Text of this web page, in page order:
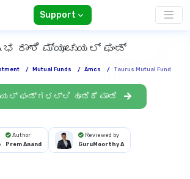
Support
ರಾಶಿ ಮ್ಯೂಚುಯಲ್ ಫಂಡ್
/ Mutual Funds / Amcs / Taurus Mutual Fund
ಫಂಡ್‌ಗಳಲ್ಲಿ ಹೂಡಿಕೆ ಮಾಡಿ
Author
Prem Anand
Reviewed by
GuruMoorthy A